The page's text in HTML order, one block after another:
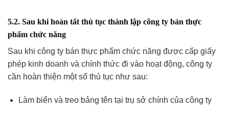
5.2. Sau khi hoàn tất thủ tục thành lập công ty bán thực
phẩm chức năng
Sau khi công ty bán thực phẩm chức năng được cấp giấy
phép kinh doanh và chính thức đi vào hoạt động, công ty
cần hoàn thiện một số thủ tục như sau:
Làm biển và treo bảng tên tại trụ sở chính của công ty